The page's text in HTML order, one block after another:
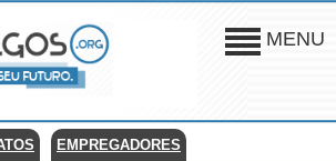
MENU
EMPREGADORES